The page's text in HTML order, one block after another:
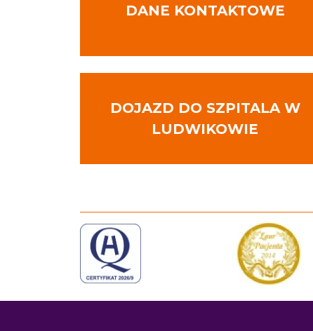
DANE KONTAKTOWE
DOJAZD DO SZPITALA W
LUDWIKOWIE